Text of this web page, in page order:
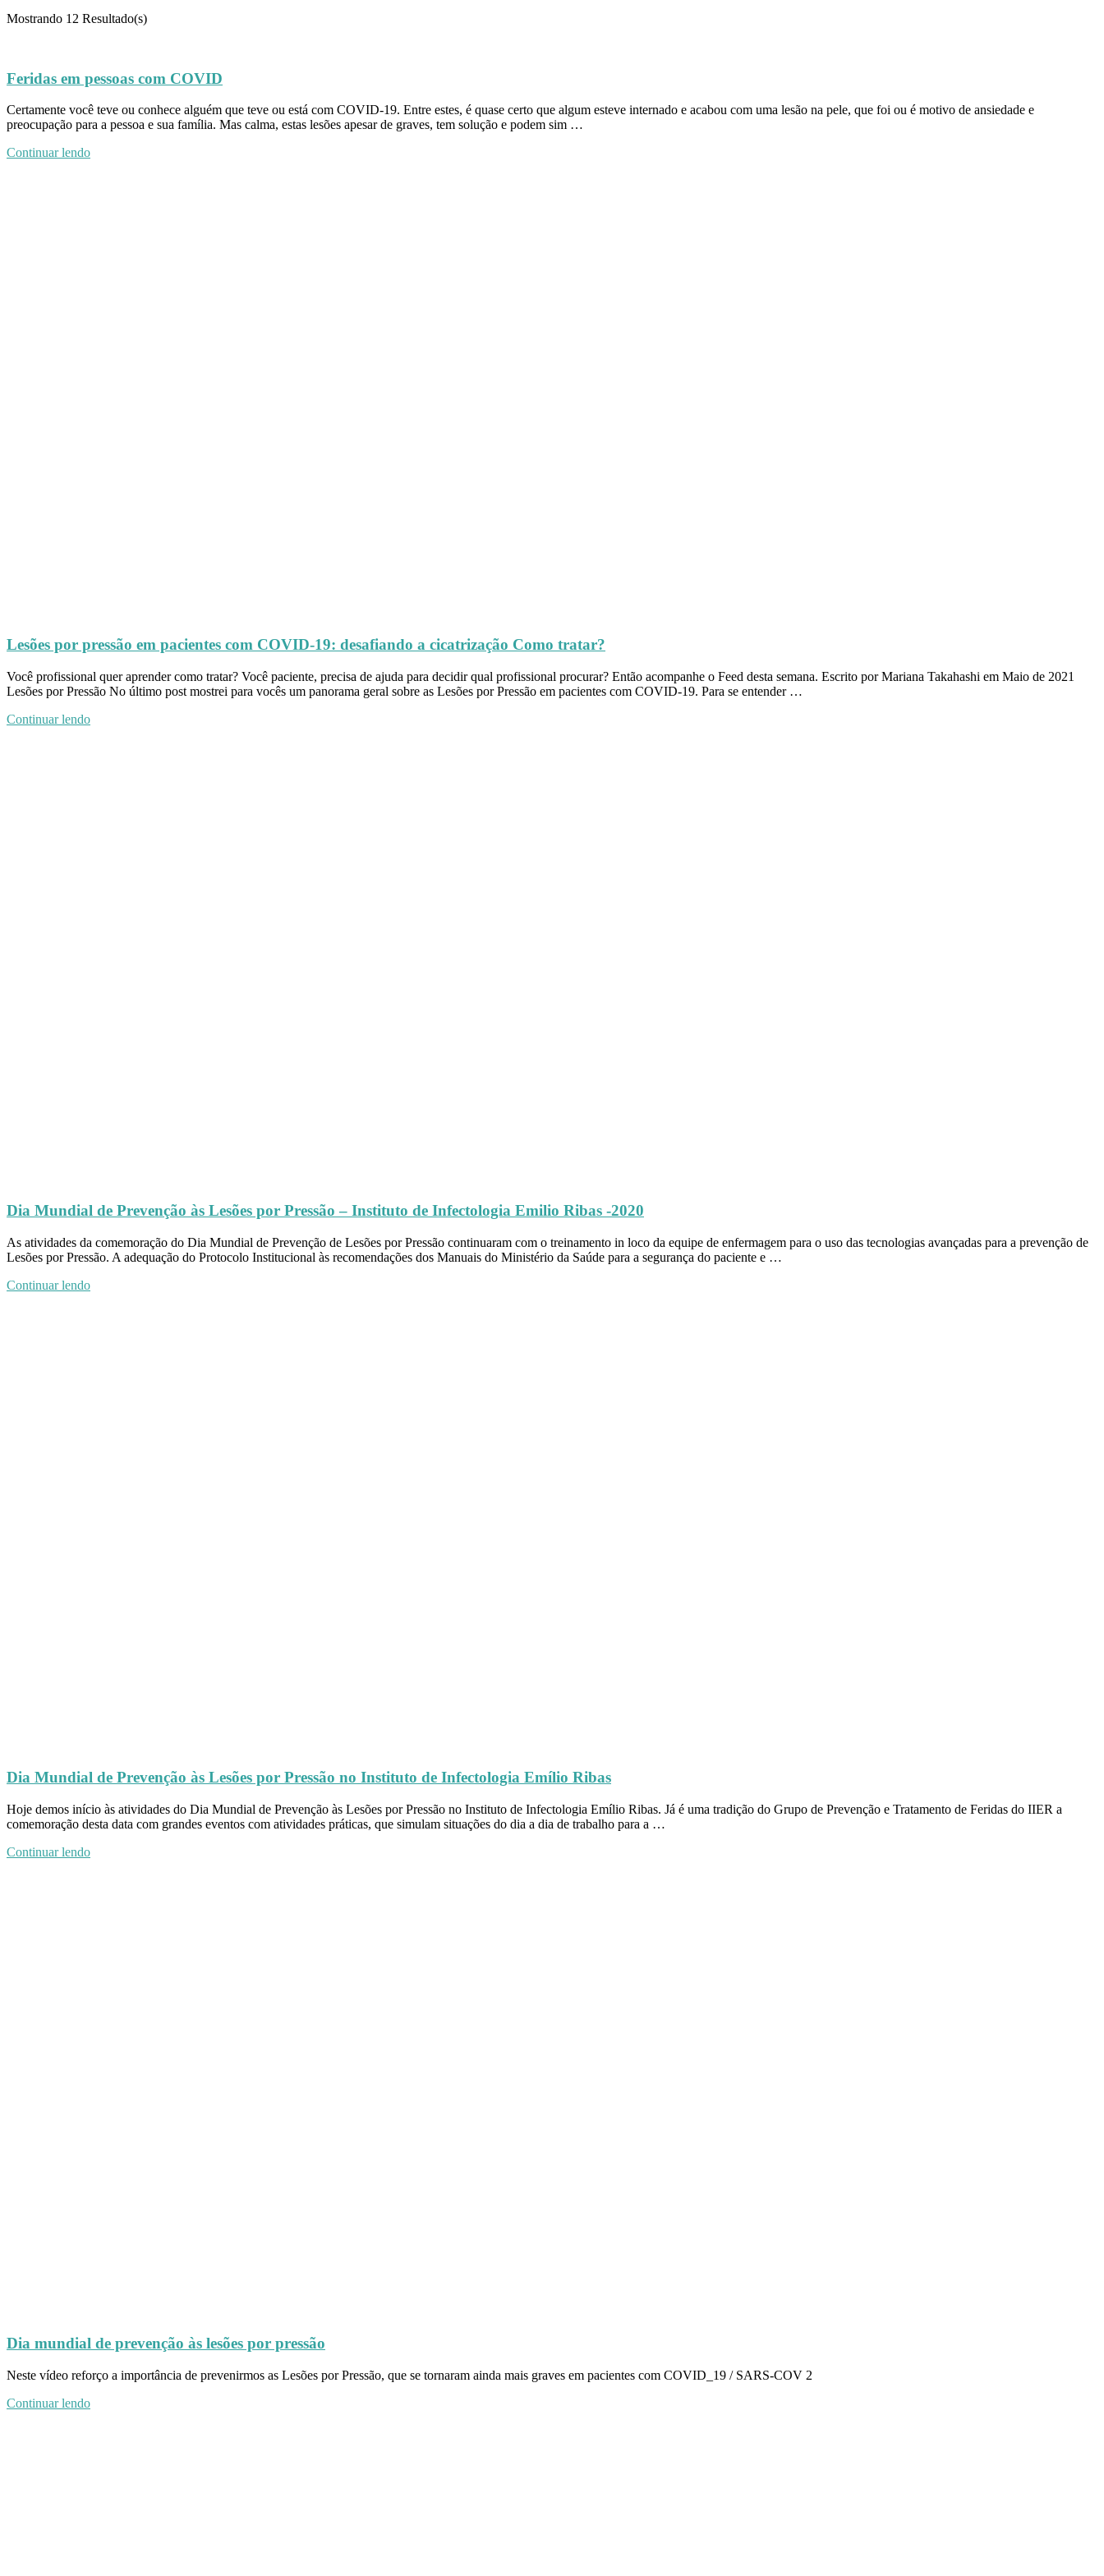
Mostrando 12 Resultado(s)
Feridas em pessoas com COVID
Certamente você teve ou conhece alguém que teve ou está com COVID-19. Entre estes, é quase certo que algum esteve internado e acabou com uma lesão na pele, que foi ou é motivo de ansiedade e
preocupação para a pessoa e sua família. Mas calma, estas lesões apesar de graves, tem solução e podem sim …
Continuar lendo
Lesões por pressão em pacientes com COVID-19: desafiando a cicatrização Como tratar?
Você profissional quer aprender como tratar? Você paciente, precisa de ajuda para decidir qual profissional procurar? Então acompanhe o Feed desta semana. Escrito por Mariana Takahashi em Maio de 2021
Lesões por Pressão No último post mostrei para vocês um panorama geral sobre as Lesões por Pressão em pacientes com COVID-19. Para se entender …
Continuar lendo
Dia Mundial de Prevenção às Lesões por Pressão – Instituto de Infectologia Emilio Ribas -2020
As atividades da comemoração do Dia Mundial de Prevenção de Lesões por Pressão continuaram com o treinamento in loco da equipe de enfermagem para o uso das tecnologias avançadas para a prevenção de
Lesões por Pressão. A adequação do Protocolo Institucional às recomendações dos Manuais do Ministério da Saúde para a segurança do paciente e …
Continuar lendo
Dia Mundial de Prevenção às Lesões por Pressão no Instituto de Infectologia Emílio Ribas
Hoje demos início às atividades do Dia Mundial de Prevenção às Lesões por Pressão no Instituto de Infectologia Emílio Ribas. Já é uma tradição do Grupo de Prevenção e Tratamento de Feridas do IIER a
comemoração desta data com grandes eventos com atividades práticas, que simulam situações do dia a dia de trabalho para a …
Continuar lendo
Dia mundial de prevenção às lesões por pressão
Neste vídeo reforço a importância de prevenirmos as Lesões por Pressão, que se tornaram ainda mais graves em pacientes com COVID_19 / SARS-COV 2
Continuar lendo